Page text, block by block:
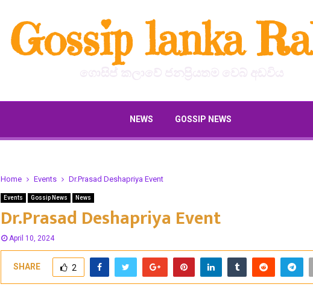
Gossip lanka
NEWS GOSSIP NEWS
Home Events Dr.Prasad Deshapriya Event
Events Gossip News News
Dr.Prasad Deshapriya Event
April 10, 2024
SHARE 2